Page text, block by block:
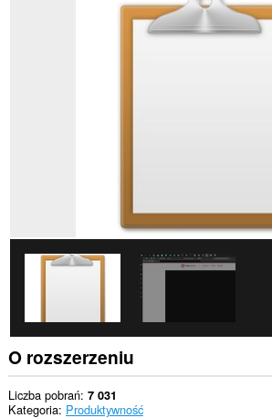
rozszerzenie
kart
Twojej
aktywności.
O rozszerzeniu
Liczba pobrań 7 031
Kategoria Produktywność